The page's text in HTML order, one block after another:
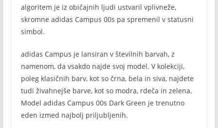
algoritem je iz običajnih ljudi ustvaril vplivneže,
skromne adidas Campus 00s pa spremenil v statusni
simbol.
adidas Campus je lansiran v številnih barvah, z
namenom, da vsakdo najde svoj model. V kolekciji,
poleg klasičnih barv, kot so črna, bela in siva, najdete
tudi živahnejše barve, kot so modra, rdeča in zelena.
Model adidas Campus 00s Dark Green je trenutno
eden izmed najbolj priljubljenih.